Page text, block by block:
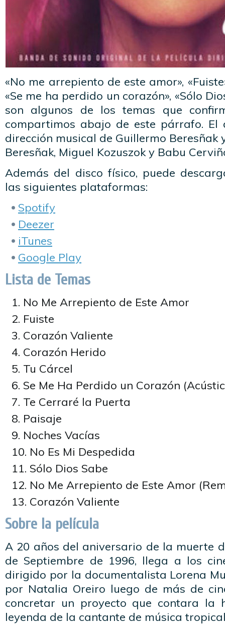
«No me arrepiento de este amor»,
«Se me ha perdido un corazón», «Sólo
son algunos de los temas que
compartimos abajo de este párrafo. El
dirección musical de Guillermo
Beresñak, Miguel Kozuszok y Babu
Además del disco físico, puede
las siguientes plataformas:
Spotify
Deezer
iTunes
Google Play
Lista de Temas
No Me Arrepiento de Este Amor
Fuiste
Corazón Valiente
Corazón Herido
Tu Cárcel
Se Me Ha Perdido un Corazón
Te Cerraré la Puerta
Paisaje
Noches Vacías
No Es Mi Despedida
Sólo Dios Sabe
No Me Arrepiento de Este Amor
Corazón Valiente
Sobre la película
A 20 años del aniversario de la muerte
de Septiembre de 1996, llega a los
dirigido por la documentalista Lorena
por Natalia Oreiro luego de más de
concretar un proyecto que contara la
leyenda de la cantante de música